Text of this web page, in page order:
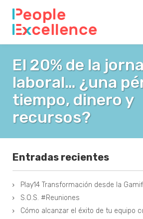
NOTICIAS
EVENTOS
VOLVER A LA PRINCIPAL
El 20% de la
laboral… ¿una
tiempo, dinero y
recursos?
Entradas recientes
Play14 Transformación desde la
S.O.S. #Reuniones
Cómo alcanzar el éxito de tu equipo